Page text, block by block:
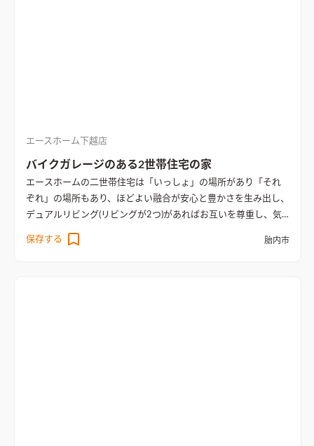
エースホーム下越店
バイクガレージのある2世帯住宅の家
エースホームの二世帯住宅は「いっしょ」の場所があり「それ
ぞれ」の場所もあり、ほどよい融合が安心と豊かさを生み出し、
デュアルリビング(リビングが2つ)があればお互いを尊重し、気
こだわりのバイクガレージは、趣味を満喫されたい施主様の想
保存する 胎内市